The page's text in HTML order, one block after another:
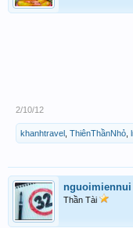
2/10/12
khanhtravel ThiênThầnNhỏ
nguoimiennui
Thần Tài